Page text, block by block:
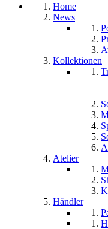
Home
News
Kollektionen
Atelier
Händler